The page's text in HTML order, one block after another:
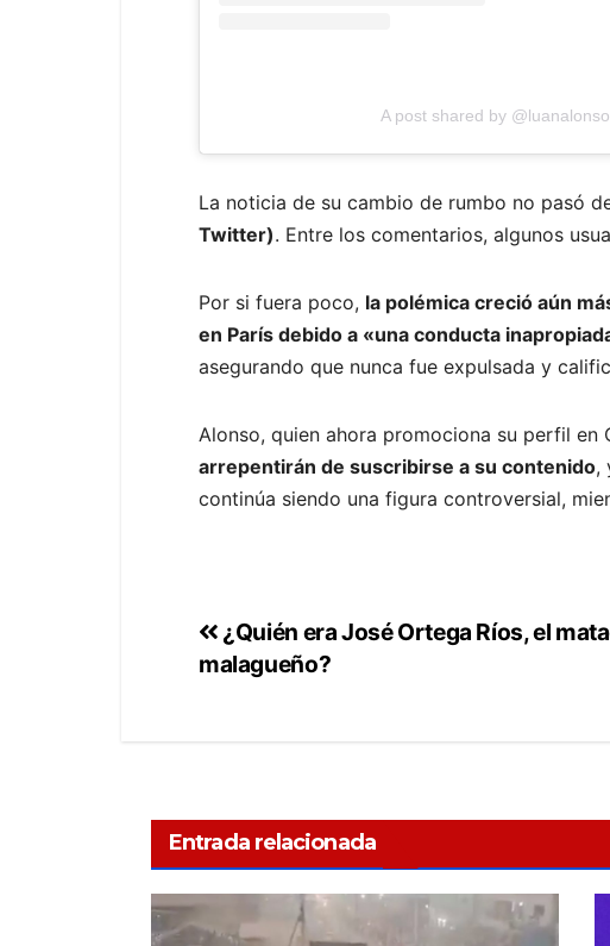
A post shared by
La noticia de su cambio de rumbo no pasó
Twitter). Entre los comentarios, algunos
Por si fuera poco, la polémica creció aún
en París debido a «una conducta
asegurando que nunca fue expulsada y
Alonso, quien ahora promociona su perfil en
arrepentirán de suscribirse a su contenido,
continúa siendo una figura controversial,
¿Quién era José Ortega Ríos, el
malagueño?
Entrada relacionada